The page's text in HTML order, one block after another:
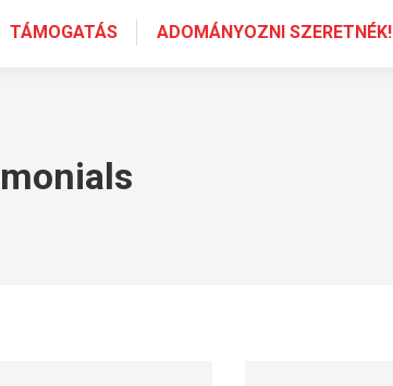
TÁMOGATÁS ADOMÁNYOZNI SZERETNÉK!